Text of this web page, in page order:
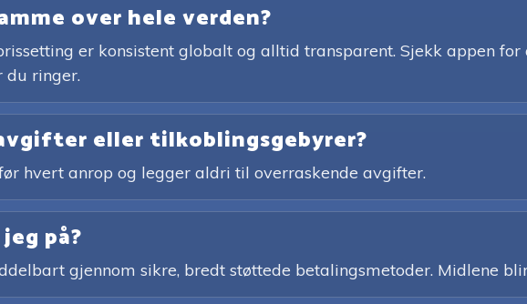
over hele verden?
er konsistent globalt og alltid transparent. Sjekk appen
du ringer.
eller tilkoblingsgebyrer?
hvert anrop og legger aldri til overraskende avgifter.
på?
gjennom sikre, bredt støttede betalingsmetoder. Midlene